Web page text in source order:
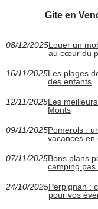
Gite en
08/12/2025Louer un
au cœur du
16/11/2025Les plages
des enfants
12/11/2025Les
Monts
09/11/2025Pomerols :
vacances en
07/11/2025Bons plans
camping pas
24/10/2025Perpignan :
pour vos